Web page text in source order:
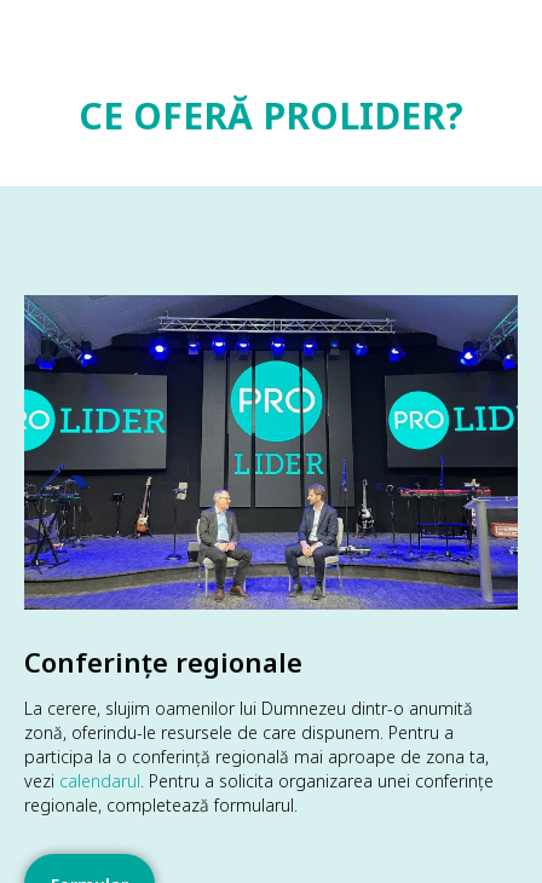
CE OFERĂ PROLIDER?
Conferințe regionale
La cerere, slujim oamenilor lui Dumnezeu dintr-o anumită
zonă, oferindu-le resursele de care dispunem. Pentru a
participa la o conferință regională mai aproape de zona ta,
vezi calendarul. Pentru a solicita organizarea unei conferințe
regionale, completează formularul.